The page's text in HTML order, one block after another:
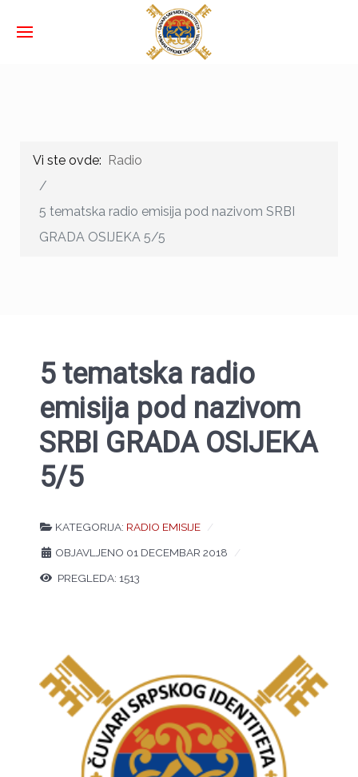
Vi ste ovde: Radio
5 tematska radio emisija pod nazivom SRBI
GRADA OSIJEKA 5/5
5 tematska radio
emisija pod nazivom
SRBI GRADA OSIJEKA
5/5
KATEGORIJA: RADIO EMISIJE
OBJAVLJENO 01 DECEMBAR 2018
PREGLEDA: 1513